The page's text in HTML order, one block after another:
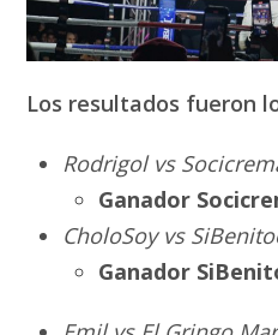
Los resultados fueron
Rodrigol vs
Ganador
CholoSoy vs
Ganador